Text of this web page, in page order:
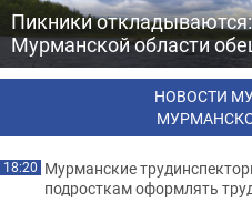
Пикники
Мурманской области
НОВОСТИ
18:20 Мурманские
подросткам оформлять